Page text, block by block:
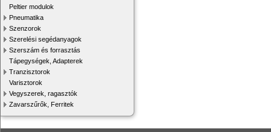
Peltier modulok
Pneumatika
Szenzorok
Szerelési segédanyagok
Szerszám és forrasztás
Tápegységek, Adapterek
Tranzisztorok
Varisztorok
Vegyszerek, ragasztók
Zavarszűrők, Ferritek